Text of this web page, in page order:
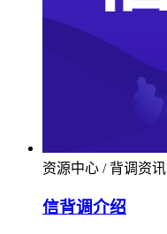
资源中心 / 背调资讯
信背调介绍